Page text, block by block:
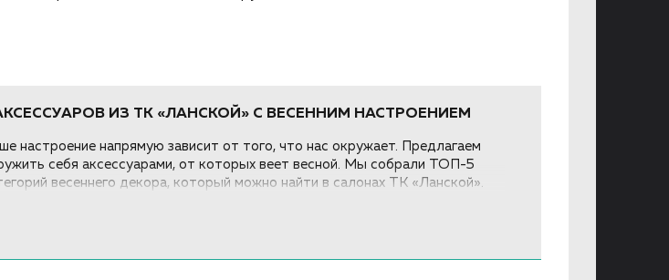
ИЗ ТК «ЛАНСКОЙ» С ВЕСЕННИМ НАСТРОЕНИЕМ
настроение напрямую зависит от того, что нас окружает. Предлагаем
себя аксессуарами, от которых веет весной. Мы собрали ТОП-5
весеннего декора, который можно найти в салонах ТК «Ланской».